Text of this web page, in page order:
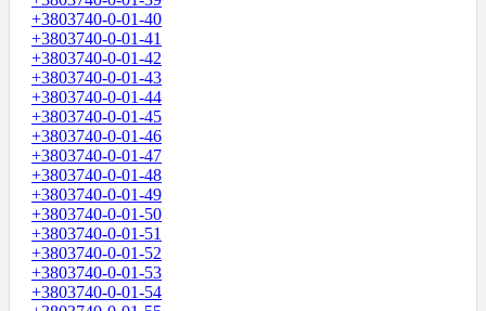
+3803740-0-01-40
+3803740-0-01-41
+3803740-0-01-42
+3803740-0-01-43
+3803740-0-01-44
+3803740-0-01-45
+3803740-0-01-46
+3803740-0-01-47
+3803740-0-01-48
+3803740-0-01-49
+3803740-0-01-50
+3803740-0-01-51
+3803740-0-01-52
+3803740-0-01-53
+3803740-0-01-54